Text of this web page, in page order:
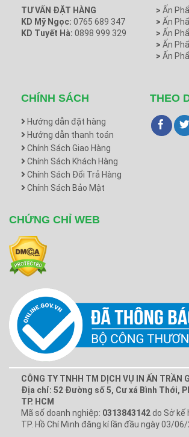
TƯ VẤN ĐẶT HÀNG
KD Mỹ Ngọc: 0765 689 347
KD Tuyết Hà: 0898 999 329
> Ấn
> Ấn
> Ấn
> Ấn
> Ấn
CHÍNH SÁCH
Hướng dẫn đặt hàng
Hướng dẫn thanh toán
Chính Sách Giao Hàng
Chính Sách Khách Hàng
Chính Sách Đổi Trả Hàng
Chính Sách Bảo Mật
THEO
CHỨNG CHỈ WEB
CÔNG TY TNHH TM DỊCH VỤ IN ẤN TRẦN
Địa chỉ: 52 Đường số 5, Cư xá Bình Thới,
TP. HCM
Mã số doanh nghiệp: 0313843142 do Sở kế
TP. Hồ Chí Minh đăng kí lần đầu ngày 03/